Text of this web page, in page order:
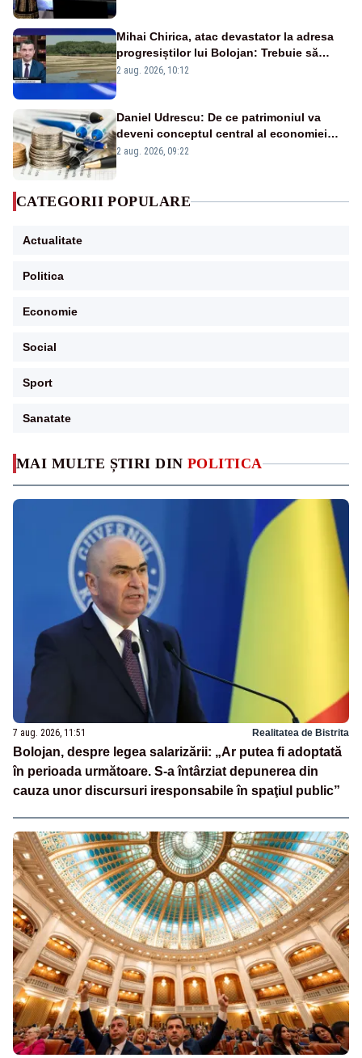
MAI MULTE ȘTIRI DIN POLITICA
7 aug. 2026, 11:51 Realitatea de Bistrita
Bolojan, despre legea salarizării: „Ar putea fi adoptată
în perioada următoare. S-a întârziat depunerea din
cauza unor discursuri iresponsabile în spaţiul public”
Mihai Chirica, atac devastator la adresa
progresiștilor lui Bolojan: Trebuie să
protejăm și natura, dar nu șținem omaneii
2 aug. 2026, 10:12
Daniel Udrescu: De ce patrimoniul va
deveni conceptul central al economiei
viitoare?
2 aug. 2026, 09:22
CATEGORII POPULARE
Actualitate
Politica
Economie
Social
Sport
Sanatate